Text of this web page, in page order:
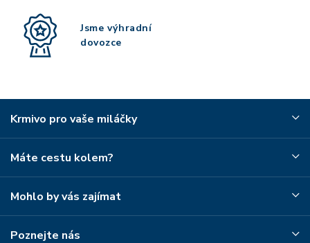
Jsme výhradní
dovozce
Krmivo pro vaše miláčky
Máte cestu kolem?
Mohlo by vás zajímat
Poznejte nás